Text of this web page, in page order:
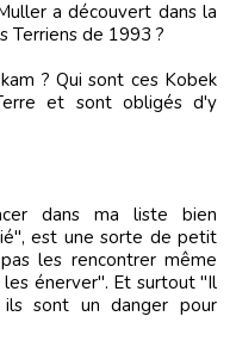
a découvert dans la
Terriens de 1993 ?
? Qui sont ces Kobek
et sont obligés d'y
est une sorte de petit
les rencontrer même
les énerver". Et surtout "Il
sont un danger pour